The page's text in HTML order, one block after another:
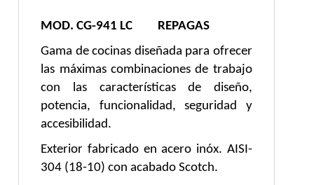
MOD. CG-941 LC REPAGAS
Gama de cocinas diseñada para ofrecer
las máximas combinaciones de trabajo
con las características de diseño,
potencia, funcionalidad, seguridad y
accesibilidad.
Exterior fabricado en acero inóx. AISI-
304 (18-10) con acabado Scotch.